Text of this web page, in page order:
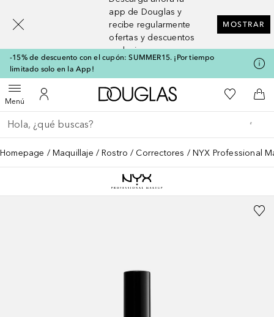
app de Douglas y
recibe regularmente
ofertas y descuentos
exclusivos
MOSTRAR
-15% de descuento con el cupón: SUMMER15. ¡Por tiempo
limitado solo en la App!
MenúAbrir menúMi cuenta
A Douglas HomeMi lista de
A
Regresar
Ejecutar búsqueda
Homepage Maquillaje Rostro Correctores NYX Professional
[navigation.slideout.screenreader]